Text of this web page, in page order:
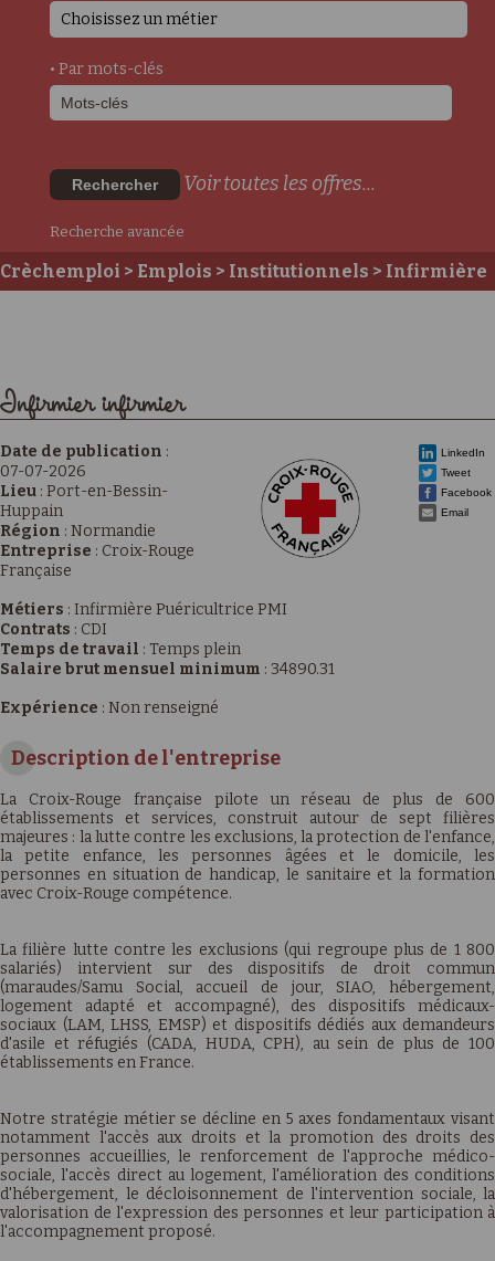
Choisissez un métier
• Par mots-clés
Rechercher Voir toutes les offres...
Recherche avancée
Crèchemploi > Emplois > Institutionnels > Infirmière
Infirmier infirmier
LinkedIn
Tweet
Facebook
Email
Date de publication :
07-07-2026
Lieu : Port-en-Bessin-
Huppain
Région : Normandie
Entreprise : Croix-Rouge
Française
Métiers : Infirmière Puéricultrice PMI
Contrats : CDI
Temps de travail : Temps plein
Salaire brut mensuel minimum : 34890.31
Expérience : Non renseigné
Description de l'entreprise
La Croix-Rouge française pilote un réseau de plus de 600
établissements et services, construit autour de sept filières
majeures : la lutte contre les exclusions, la protection de l'enfance,
la petite enfance, les personnes âgées et le domicile, les
personnes en situation de handicap, le sanitaire et la formation
avec Croix-Rouge compétence.
La filière lutte contre les exclusions (qui regroupe plus de 1 800
salariés) intervient sur des dispositifs de droit commun
(maraudes/Samu Social, accueil de jour, SIAO, hébergement,
logement adapté et accompagné), des dispositifs médicaux-
sociaux (LAM, LHSS, EMSP) et dispositifs dédiés aux demandeurs
d'asile et réfugiés (CADA, HUDA, CPH), au sein de plus de 100
établissements en France.
Notre stratégie métier se décline en 5 axes fondamentaux visant
notamment l'accès aux droits et la promotion des droits des
personnes accueillies, le renforcement de l'approche médico-
sociale, l'accès direct au logement, l'amélioration des conditions
d'hébergement, le décloisonnement de l'intervention sociale, la
valorisation de l'expression des personnes et leur participation à
l'accompagnement proposé.